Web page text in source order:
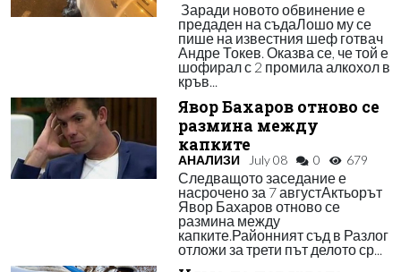
Заради новото обвинение е
предаден на съдаЛошо му се
пише на известния шеф готвач
Андре Токев. Оказва се, че той е
шофирал с 2 промила алкохол в
кръв...
Явор Бахаров отново се
размина между
капките
АНАЛИЗИ July 08 0 679
Следващото заседание е
насрочено за 7 августАктьорът
Явор Бахаров отново се
размина между
капките.Районният съд в Разлог
отложи за трети път делото ср...